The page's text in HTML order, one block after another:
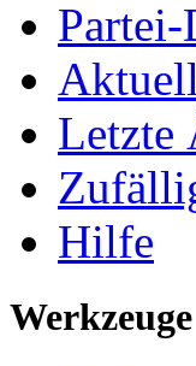
Letzte
Hilfe
Werkzeuge